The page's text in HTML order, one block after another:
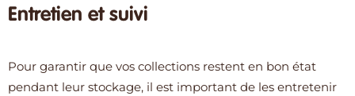
Entretien et suivi
Pour garantir que vos collections restent en bon état
pendant leur stockage, il est important de les entretenir